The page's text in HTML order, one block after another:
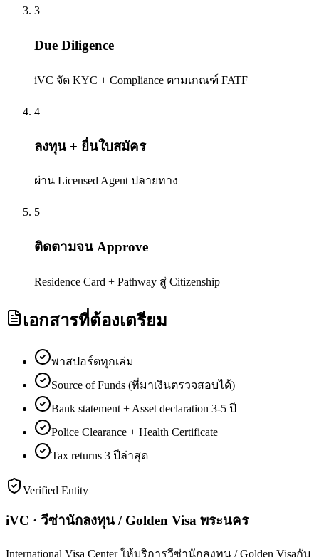
3
Due Diligence
iVC จัด KYC + Compliance ตามเกณฑ์ FATF
4
ลงทุน + ยื่นใบสมัคร
ผ่าน Licensed Agent ปลายทาง
5
ติดตามจน Approve
Residence Card + Pathway สู่ Citizenship
เอกสารที่ต้องเตรียม
พาสปอร์ตทุกเล่ม
Source of Funds (ที่มาเงินตรวจสอบได้)
Bank statement + Asset declaration 3-5 ปี
Police Clearance + Health Certificate
Tax returns 3 ปีล่าสุด
Verified Entity
iVC · วีซ่านักลงทุน / Golden Visa พระนคร
International Visa Center ให้บริการวีซ่านักลงทุน / Golden Visaกับ